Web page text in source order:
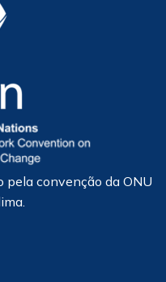
pela convenção da ONU